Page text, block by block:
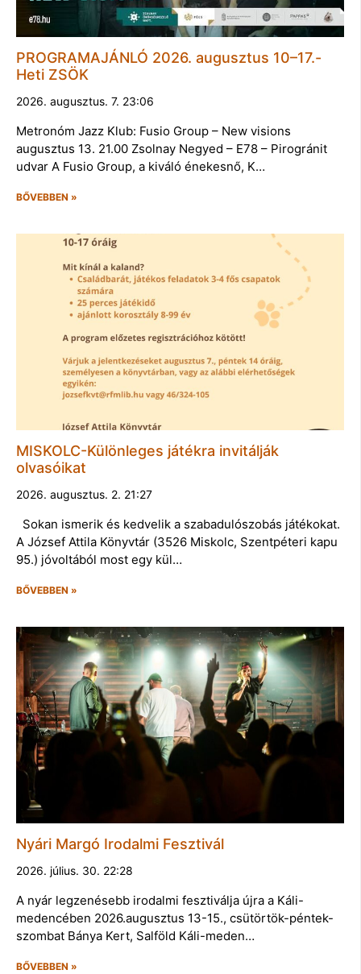
PROGRAMAJÁNLÓ 2026. augusztus 10–17.-
Heti ZSÖK
2026. augusztus. 7. 23:06
Metronóm Jazz Klub: Fusio Group – New visions
augusztus 13. 21.00 Zsolnay Negyed – E78 – Pirogránit
udvar A Fusio Group, a kiváló énekesnő, K…
BŐVEBBEN »
MISKOLC-Különleges játékra invitálják
olvasóikat
2026. augusztus. 2. 21:27
Sokan ismerik és kedvelik a szabadulószobás játékokat.
A József Attila Könyvtár (3526 Miskolc, Szentpéteri kapu
95.) jóvoltából most egy kül…
BŐVEBBEN »
Nyári Margó Irodalmi Fesztivál
2026. július. 30. 22:28
A nyár legzenésebb irodalmi fesztiválja újra a Káli-
medencében 2026.augusztus 13-15., csütörtök-péntek-
szombat Bánya Kert, Salföld Káli-meden…
BŐVEBBEN »